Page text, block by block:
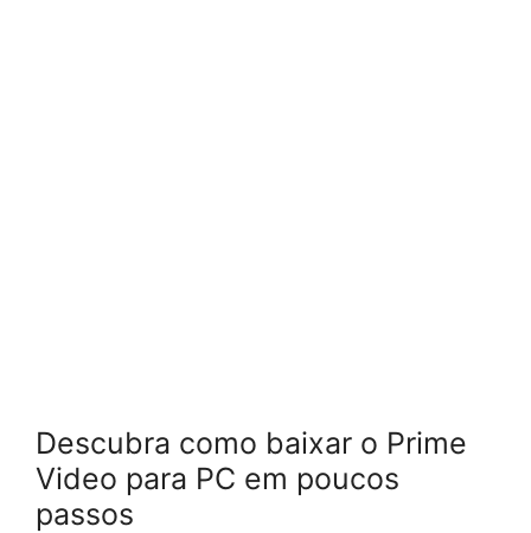
Descubra como baixar o Prime
Video para PC em poucos
passos